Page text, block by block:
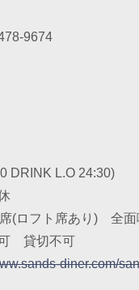
9674
DRINK L.O 24:30)
(ロフト席あり) 全面
貸切不可
diner.com/